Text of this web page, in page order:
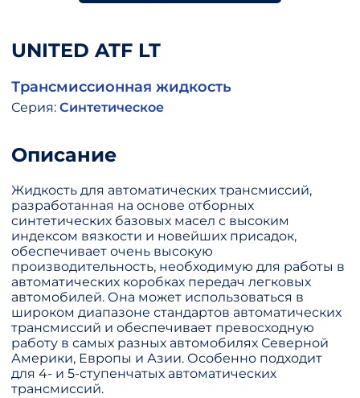
UNITED ATF LT
Трансмиссионная жидкость
Серия:Синтетическое
Описание
Жидкость для автоматических трансмиссий,
разработанная на основе отборных
синтетических базовых масел с высоким
индексом вязкости и новейших присадок,
обеспечивает очень высокую
производительность, необходимую для работы в
автоматических коробках передач легковых
автомобилей. Она может использоваться в
широком диапазоне стандартов автоматических
трансмиссий и обеспечивает превосходную
работу в самых разных автомобилях Северной
Америки, Европы и Азии. Особенно подходит
для 4- и 5-ступенчатых автоматических
трансмиссий.